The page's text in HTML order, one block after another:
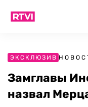
ЭКСКЛЮЗИВ
Замглавы
назвал